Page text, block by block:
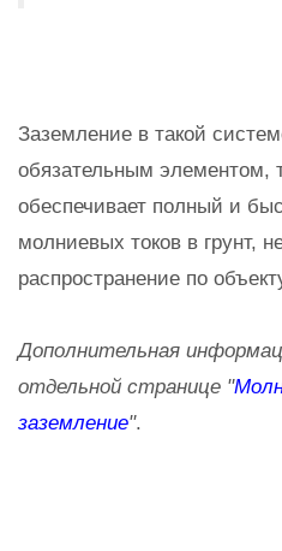
Заземление в такой
обязательным элементом,
обеспечивает полный и
молниевых токов в грунт,
распространение по
Дополнительная
отдельной странице "
заземление".